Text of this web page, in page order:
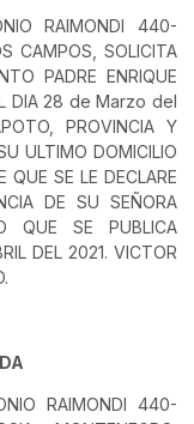
RAIMONDI 440-
CAMPOS, SOLICITA
PADRE ENRIQUE
DIA 28 de Marzo del
PROVINCIA Y
ULTIMO DOMICILIO
QUE SE LE DECLARE
DE SU SEÑORA
QUE SE PUBLICA
DEL 2021. VICTOR
RAIMONDI 440-